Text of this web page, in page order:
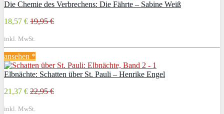
Die Chemie des Verbrechens: Die Fährte – Sabine Weiß
18,57 € 19,95 €
inkl. MwSt.
ansehen *
Elbnächte: Schatten über St. Pauli – Henrike Engel
21,37 € 22,95 €
inkl. MwSt.